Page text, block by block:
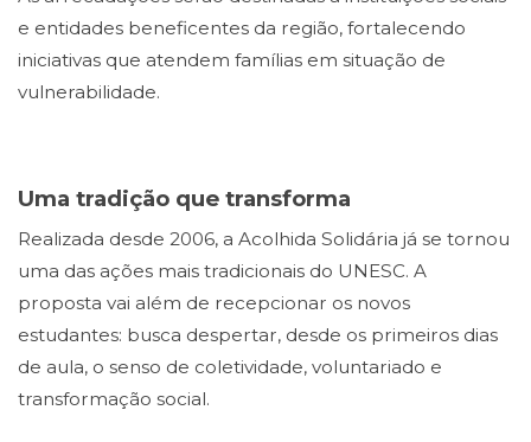
e entidades beneficentes da região, fortalecendo
iniciativas que atendem famílias em situação de
vulnerabilidade.
Uma tradição que transforma
Realizada desde 2006, a Acolhida Solidária já se tornou
uma das ações mais tradicionais do UNESC. A
proposta vai além de recepcionar os novos
estudantes: busca despertar, desde os primeiros dias
de aula, o senso de coletividade, voluntariado e
transformação social.